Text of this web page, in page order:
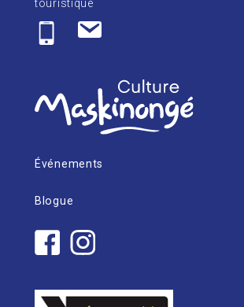
touristique
Événements
Blogue